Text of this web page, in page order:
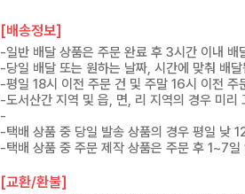
[배송정보]
-일반 배달 상품은 주문 완료 후 3시간 이내 배
-당일 배달 또는 원하는 날짜, 시간에 맞춰 배달
-평일 18시 이전 주문 건 및 주말 16시 이전 주
-도서산간 지역 및 읍, 면, 리 지역의 경우 미리
-
-택배 상품 중 당일 발송 상품의 경우 평일 낮
-택배 상품 중 주문 제작 상품은 주문 후 1~7
[교환/환불]